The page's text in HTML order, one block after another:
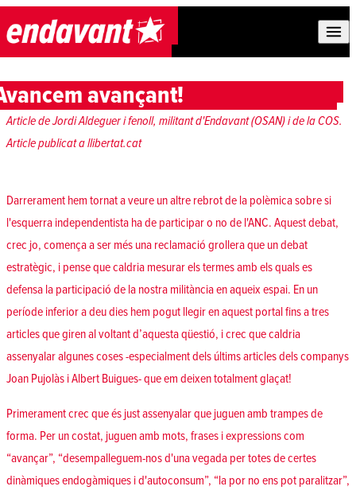
Skip to content
avançant!
Article de Jordi Aldeguer i fenoll, militant d'Endavant (OSAN) i de la COS.
Article publicat a llibertat.cat
Darrerament hem tornat a veure un altre rebrot de la polèmica sobre si
l'esquerra independentista ha de participar o no de l'ANC. Aquest debat,
crec jo, comença a ser més una reclamació grollera que un debat
estratègic, i pense que caldria mesurar els termes amb els quals es
defensa la participació de la nostra militància en aqueix espai. En un
període inferior a deu dies hem pogut llegir en aquest portal fins a tres
articles que giren al voltant d’aquesta qüestió, i crec que caldria
assenyalar algunes coses -especialment dels últims articles dels companys
Joan Pujolàs i Albert Buigues- que em deixen totalment glaçat!
Primerament crec que és just assenyalar que juguen amb trampes de
forma. Per un costat, juguen amb mots, frases i expressions com
“avançar”, “desempalleguem-nos d'una vegada per totes de certes
dinàmiques endogàmiques i d'autoconsum”, “la por no ens pot paralitzar”,